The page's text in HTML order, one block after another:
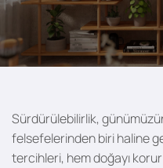
Sürdürülebilirlik,
felsefelerinden biri haline
tercihleri, hem doğayı